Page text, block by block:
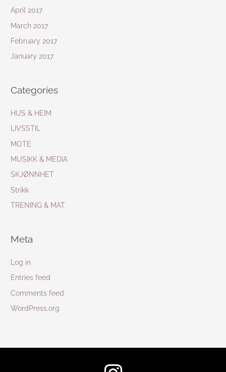
April 2017
March 2017
February 2017
January 2017
Categories
HUS & HEIM
LIVSSTIL
MOTE
MUSIKK & MEDIA
SKJØNNHET
Strikk
TRENING & MAT
Meta
Log in
Entries feed
Comments feed
WordPress.org